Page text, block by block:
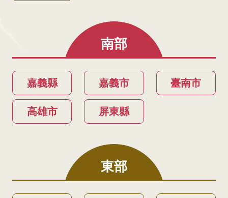
南部
嘉義縣 嘉義市 臺南市
高雄市 屏東縣
東部